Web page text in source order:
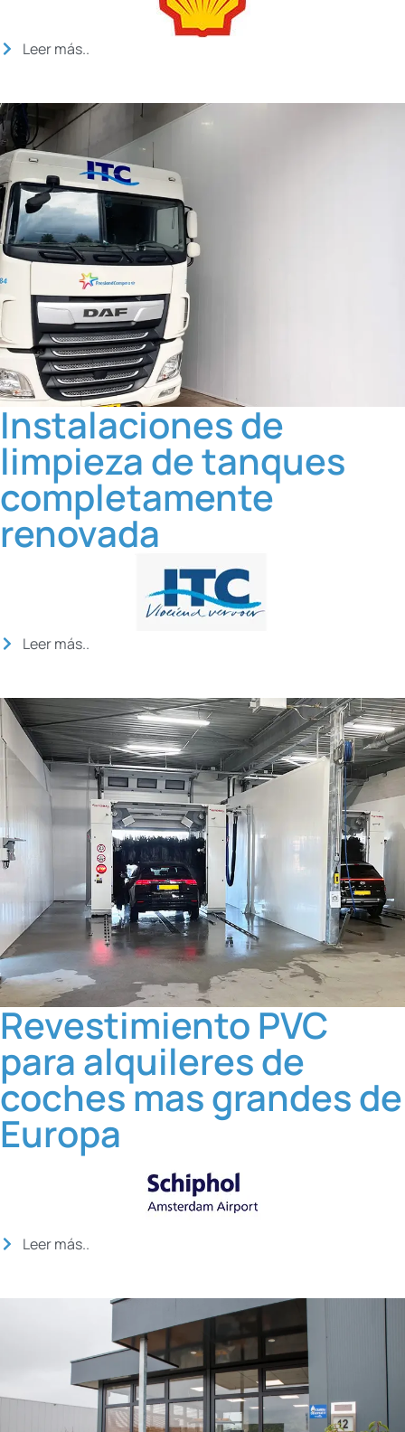
Leer más..
Instalaciones de
limpieza de tanques
completamente
renovada
Leer más..
Revestimiento PVC
para alquileres de
coches mas grandes de
Europa
Leer más..